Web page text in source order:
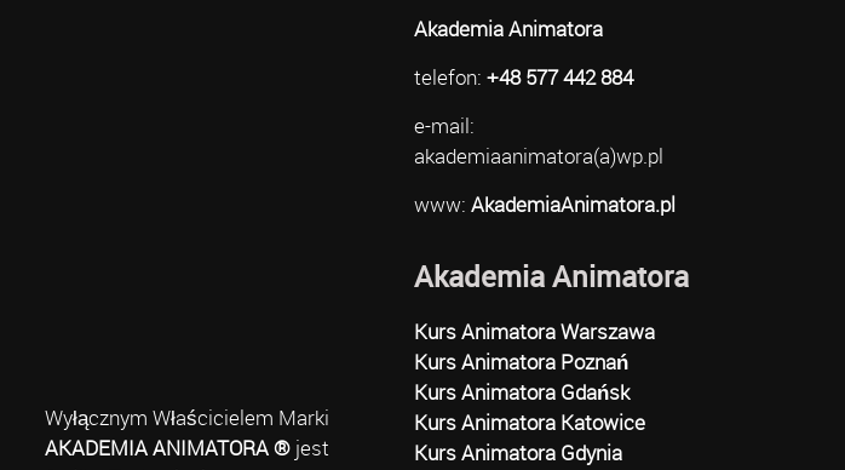
Wyłącznym Właścicielem Marki
AKADEMIA ANIMATORA ®jest
Akademia Animatora
telefon:+48 577 442 884
e-mail:
akademiaanimatora(a)wp.pl
www:AkademiaAnimatora.pl
Akademia Animatora
Kurs Animatora Warszawa
Kurs Animatora Poznań
Kurs Animatora Gdańsk
Kurs Animatora Katowice
Kurs Animatora Gdynia